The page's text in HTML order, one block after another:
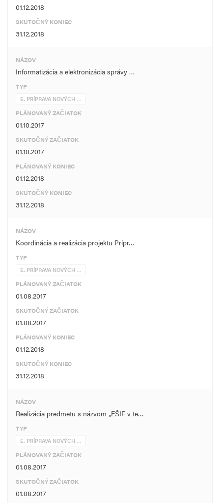
01.12.2018
SKUTOČNÝ KONIEC
31.12.2018
NÁZOV
Informatizácia a elektronizácia správy …
TYP
E. PRÍPRAVA NOVÝCH …
PLÁNOVANÝ ZAČIATOK
01.10.2017
SKUTOČNÝ ZAČIATOK
01.10.2017
PLÁNOVANÝ KONIEC
01.12.2018
SKUTOČNÝ KONIEC
31.12.2018
NÁZOV
Koordinácia a realizácia projektu Prípr…
TYP
E. PRÍPRAVA NOVÝCH …
PLÁNOVANÝ ZAČIATOK
01.08.2017
SKUTOČNÝ ZAČIATOK
01.08.2017
PLÁNOVANÝ KONIEC
01.12.2018
SKUTOČNÝ KONIEC
31.12.2018
NÁZOV
Realizácia predmetu s názvom „EŠIF v te…
TYP
E. PRÍPRAVA NOVÝCH …
PLÁNOVANÝ ZAČIATOK
01.08.2017
SKUTOČNÝ ZAČIATOK
01.08.2017